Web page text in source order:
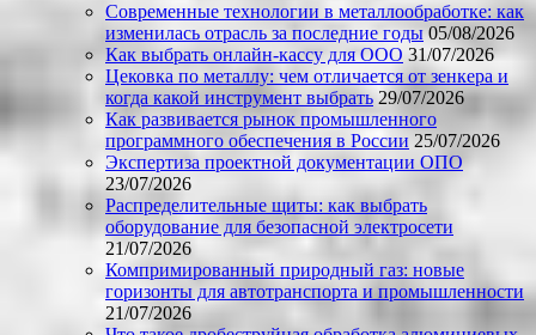
Современные технологии в металлообработке: как
изменилась отрасль за последние годы 05/08/2026
Как выбрать онлайн-кассу для ООО 31/07/2026
Цековка по металлу: чем отличается от зенкера и
когда какой инструмент выбрать 29/07/2026
Как развивается рынок промышленного
программного обеспечения в России 25/07/2026
Экспертиза проектной документации ОПО
23/07/2026
Распределительные щиты: как выбрать
оборудование для безопасной электросети
21/07/2026
Компримированный природный газ: новые
горизонты для автотранспорта и промышленности
21/07/2026